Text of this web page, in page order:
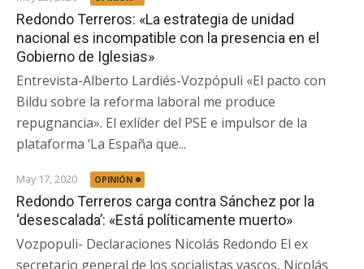
Redondo Terreros: «La estrategia de unidad
nacional es incompatible con la presencia en el
Gobierno de Iglesias»
Entrevista-Alberto Lardiés-Vozpópuli «El pacto con
Bildu sobre la reforma laboral me produce
repugnancia». El exlíder del PSE e impulsor de la
plataforma ‘La España que...
May 17, 2020 OPINIÓN
Redondo Terreros carga contra Sánchez por la
‘desescalada’: «Está políticamente muerto»
Vozpopuli- Declaraciones Nicolás Redondo El ex
secretario general de los socialistas vascos, Nicolás